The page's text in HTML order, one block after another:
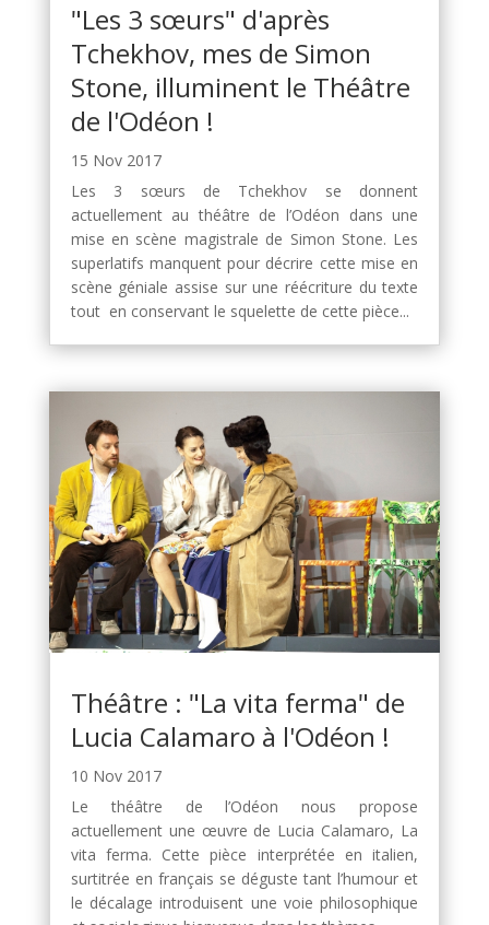
"Les 3 sœurs" d'après
Tchekhov, mes de Simon
Stone, illuminent le Théâtre
de l'Odéon !
15 Nov 2017
Les 3 sœurs de Tchekhov se donnent
actuellement au théâtre de l’Odéon dans une
mise en scène magistrale de Simon Stone. Les
superlatifs manquent pour décrire cette mise en
scène géniale assise sur une réécriture du texte
tout en conservant le squelette de cette pièce...
Théâtre : "La vita ferma" de
Lucia Calamaro à l'Odéon !
10 Nov 2017
Le théâtre de l’Odéon nous propose
actuellement une œuvre de Lucia Calamaro, La
vita ferma. Cette pièce interprétée en italien,
surtitrée en français se déguste tant l’humour et
le décalage introduisent une voie philosophique